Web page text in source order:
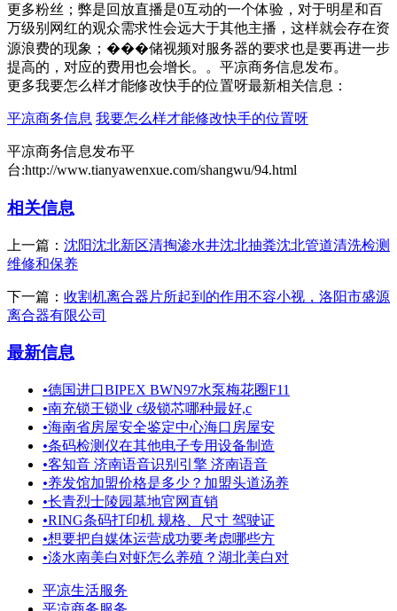
更多粉丝；弊是回放直播是0互动的一个体验，对于明星和百
万级别网红的观众需求性会远大于其他主播，这样就会存在资
源浪费的现象；���储视频对服务器的要求也是要再进一步
提高的，对应的费用也会增长。。平凉商务信息发布。
更多我要怎么样才能修改快手的位置呀最新相关信息：
平凉商务信息 我要怎么样才能修改快手的位置呀
平凉商务信息发布平
台:http://www.tianyawenxue.com/shangwu/94.html
相关信息
上一篇： 沈阳沈北新区清掏渗水井沈北抽粪沈北管道清洗检测
维修和保养
下一篇： 收割机离合器片所起到的作用不容小视，洛阳市盛源
离合器有限公司
最新信息
•德国进口BIPEX BWN97水泵梅花圈F11
•南充锁王锁业 c级锁芯哪种最好,c
•海南省房屋安全鉴定中心海口房屋安
•条码检测仪在其他电子专用设备制造
•客知音 济南语音识别引擎 济南语音
•养发馆加盟价格是多少？加盟头道汤养
•长青烈士陵园墓地官网直销
•RING条码打印机 规格、尺寸 驾驶证
•想要把自媒体运营成功要考虑哪些方
•淡水南美白对虾怎么养殖？湖北美白对
平凉生活服务